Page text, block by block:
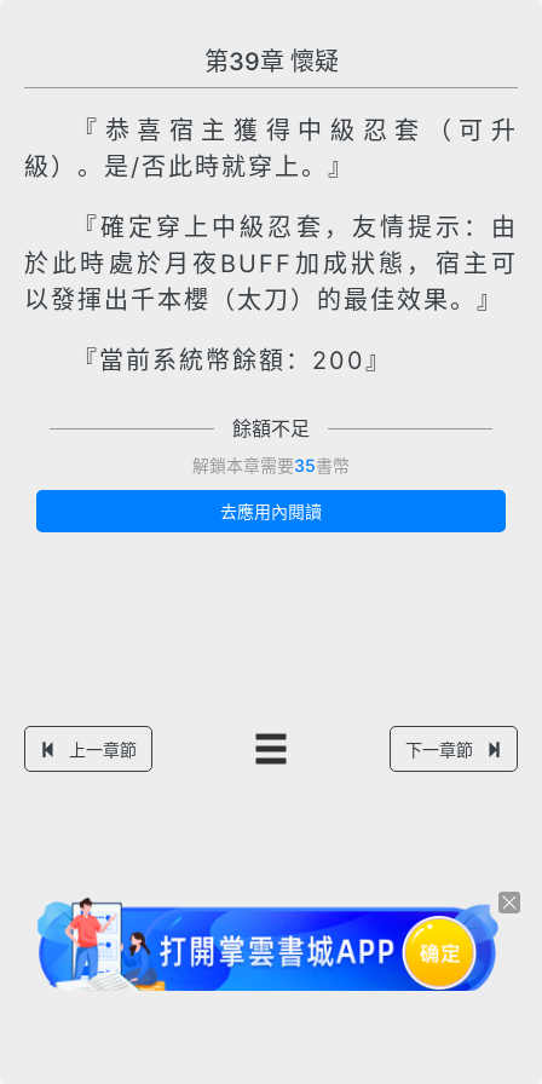
第39章 懷疑
『恭喜宿主獲得中級忍套（可升
級）。是/否此時就穿上。』
『確定穿上中級忍套，友情提示：由
於此時處於月夜BUFF加成狀態，宿主可
以發揮出千本櫻（太刀）的最佳效果。』
『當前系統幣餘額：200』
餘額不足
解鎖本章需要35書幣
去應用內閱讀
上一章節 下一章節